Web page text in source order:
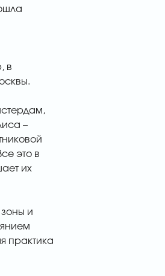
в
–
это в
их
и
практика